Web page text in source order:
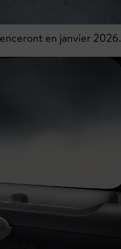
en janvier 2026.